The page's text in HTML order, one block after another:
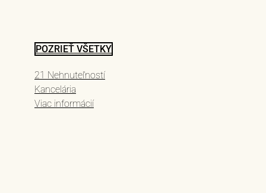
POZRIEŤ VŠETKY
21 Nehnuteľností
Kancelária
Viac informácií